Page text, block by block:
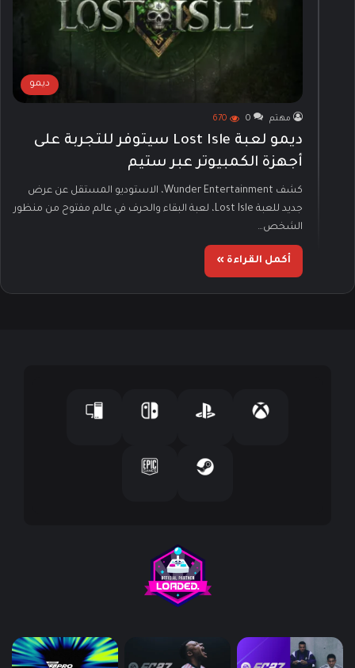
ديمو
مهتم 0
670
ديمو لعبة Lost Isle سيتوفر للتجربة على
أجهزة الكمبيوتر عبر ستيم
كشف Wunder Entertainment، الاستوديو المستقل عن عرض
جديد للعبة Lost Isle، لعبة البقاء والحرف في عالم مفتوح من منظور
الشخص…
أكمل القراءة »